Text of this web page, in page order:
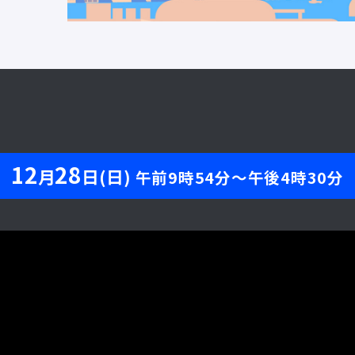
12月28日(日) 午前9時54分～午後4時30分